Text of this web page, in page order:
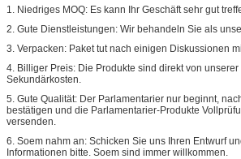
1. Niedriges MOQ: Es kann Ihr Geschäft sehr gut
2. Gute Dienstleistungen: Wir behandeln Sie als
3. Verpacken: Paket tut nach einigen Diskussionen
4. Billiger Preis: Die Produkte sind direkt von
Sekundärkosten.
5. Gute Qualität: Der Parlamentarier nur beginnt,
bestätigen und die Parlamentarier-Produkte
versenden.
6. Soem nahm an: Schicken Sie uns Ihren Entwurf
Informationen bitte. Soem sind immer willkommen.